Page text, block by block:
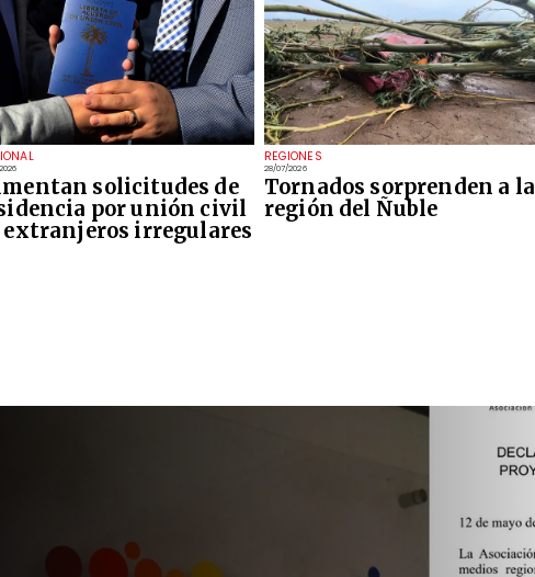
solicitudes de
por unión civil
extranjeros irregulares
REGIONES
28/07/2026
Tornados sorprenden a la
región del Ñuble